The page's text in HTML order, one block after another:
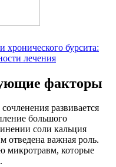
бурсита:
лечения
факторы
развивается
большого
соли кальция
отведена важная роль.
микротравм, которые